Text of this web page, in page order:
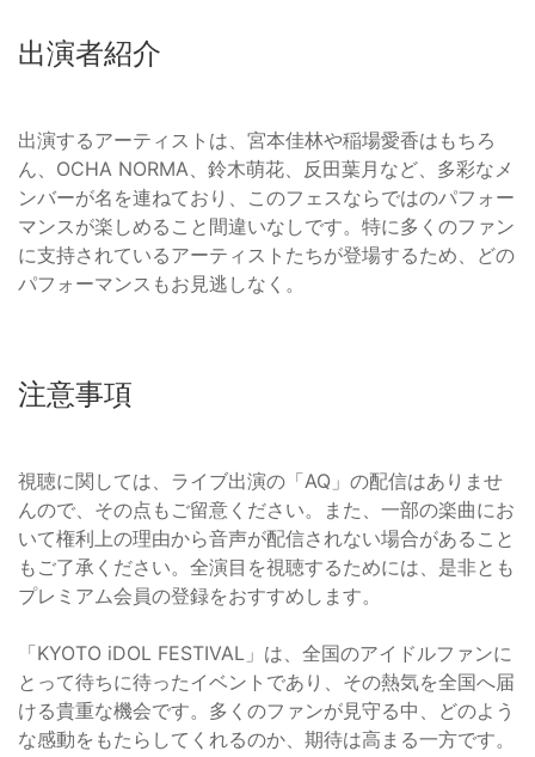
出演者紹介
出演するアーティストは、宮本佳林や稲場愛香はもちろ
ん、OCHA NORMA、鈴木萌花、反田葉月など、多彩なメ
ンバーが名を連ねており、このフェスならではのパフォー
マンスが楽しめること間違いなしです。特に多くのファン
に支持されているアーティストたちが登場するため、どの
パフォーマンスもお見逃しなく。
注意事項
視聴に関しては、ライブ出演の「AQ」の配信はありませ
んので、その点もご留意ください。また、一部の楽曲にお
いて権利上の理由から音声が配信されない場合があること
もご了承ください。全演目を視聴するためには、是非とも
プレミアム会員の登録をおすすめします。
「KYOTO iDOL FESTIVAL」は、全国のアイドルファンに
とって待ちに待ったイベントであり、その熱気を全国へ届
ける貴重な機会です。多くのファンが見守る中、どのよう
な感動をもたらしてくれるのか、期待は高まる一方です。